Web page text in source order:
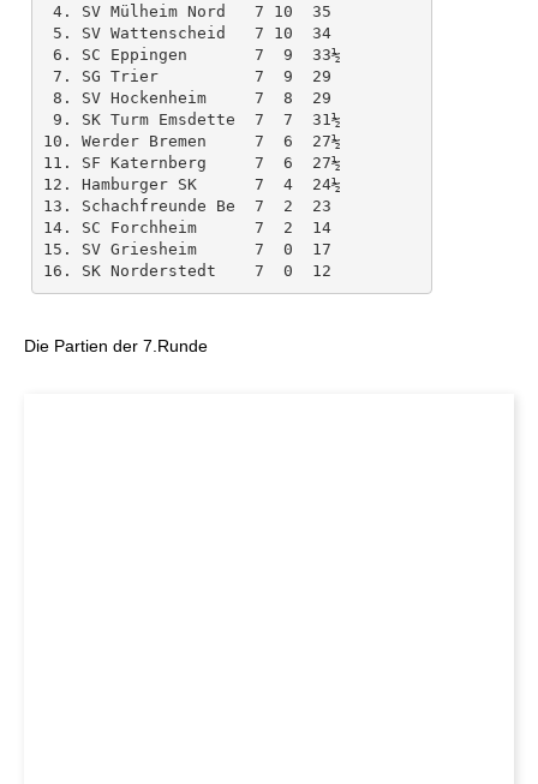
4. SV Mülheim Nord   7 10  35
6. SC Eppingen       7  9  33½
7. SG Trier          7  9  29
8. SV Hockenheim     7  8  29
10. Werder Bremen     7  6  27½
11. SF Katernberg     7  6  27½
12. Hamburger SK      7  4  24½
13. Schachfreunde Be  7  2  23
14. SC Forchheim      7  2  14
15. SV Griesheim      7  0  17
Die Partien der 7.Runde